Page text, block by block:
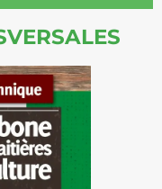
EN
le bilan
laitières